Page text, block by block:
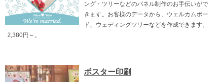
ング・ツリーなどのパネル制作のお手伝いがで
きます。お客様のデータから、ウェルカムボー
ド、ウェディングツリーなどを作成できます。
2,380円～。
ポスター印刷